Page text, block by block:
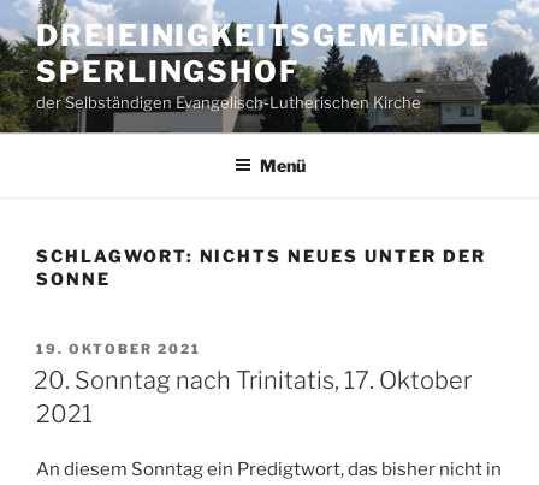
Zum
Inhalt
springen
DREIEINIGKEITSGEMEINDE
SPERLINGSHOF
der Selbständigen Evangelisch-Lutherischen Kirche
Menü
SCHLAGWORT: NICHTS NEUES UNTER DER
SONNE
VERÖFFENTLICHT
AM
19. OKTOBER 2021
20. Sonntag nach Trinitatis, 17. Oktober
2021
An diesem Sonntag ein Predigtwort, das bisher nicht in